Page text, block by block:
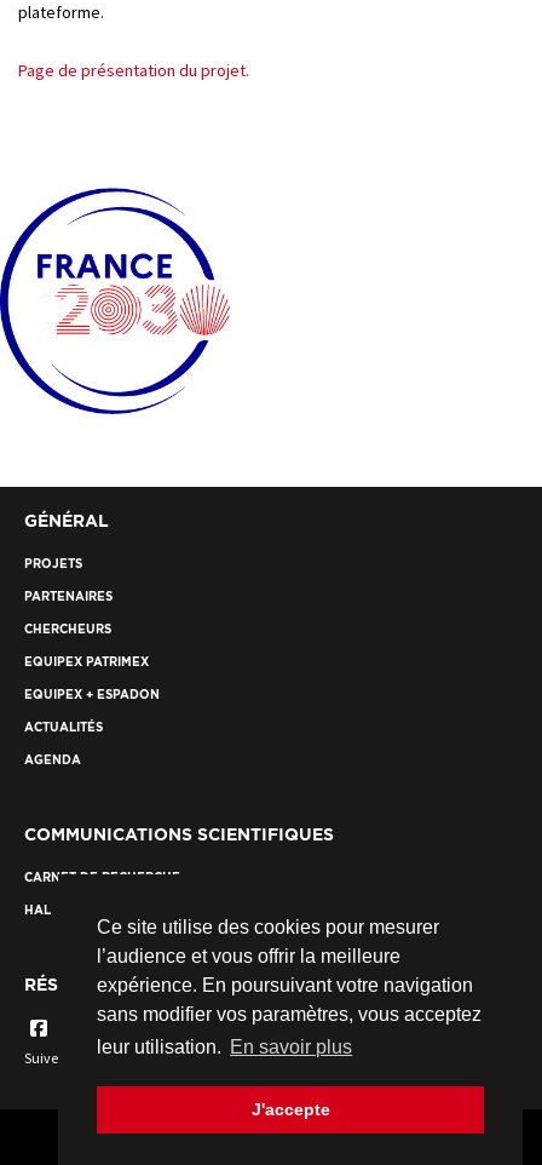
Ce site utilise des cookies pour mesurer
l’audience et vous offrir la meilleure
expérience. En poursuivant votre navigation
sans modifier vos paramètres, vous acceptez
leur utilisation. En savoir plus
J'accepte
plateforme.
Page de présentation du projet.
GÉNÉRAL
PROJETS
PARTENAIRES
CHERCHEURS
EQUIPEX PATRIMEX
EQUIPEX + ESPADON
ACTUALITÉS
AGENDA
COMMUNICATIONS SCIENTIFIQUES
CARNET DE RECHERCHE
HAL
RÉSEAUX SOCIAUX
Suivez nous...